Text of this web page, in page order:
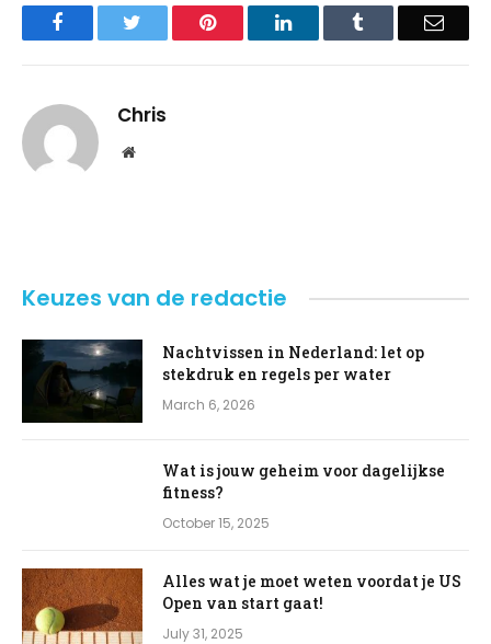
Facebook Pinterest LinkedIn Email
Chris
Website
Keuzes van de redactie
Nachtvissen in Nederland: let op
stekdruk en regels per water
March 6, 2026
Wat is jouw geheim voor dagelijkse
fitness?
October 15, 2025
Alles wat je moet weten voordat je US
Open van start gaat!
July 31, 2025